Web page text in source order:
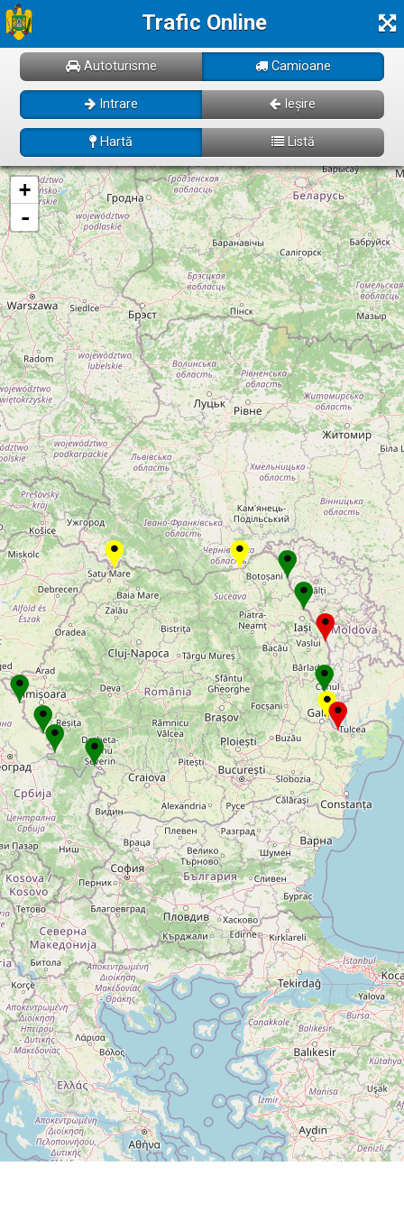
Trafic Online
Autoturisme Camioane
Intrare Ieșire
Hartă Listă
Se incarcă! Vă rugăm să așteptați câteva momente...
+
-